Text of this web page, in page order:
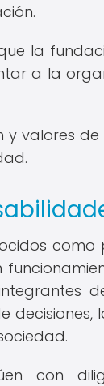
la
a la
valores
como
decisiones,
con